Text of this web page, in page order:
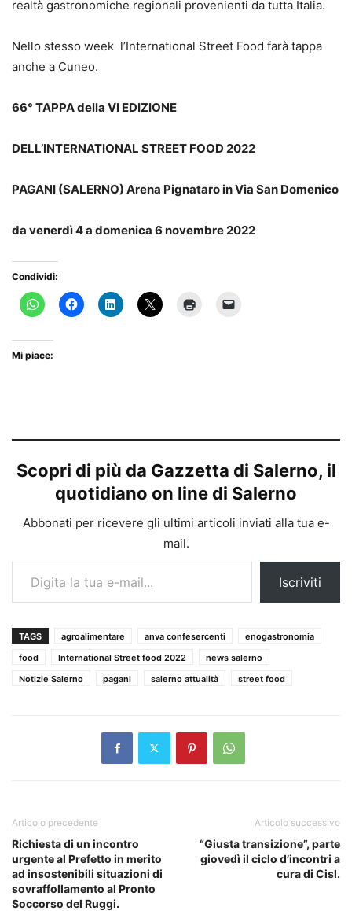
realtà gastronomiche regionali provenienti da tutta Italia.
Nello stesso week l’International Street Food farà tappa
anche a Cuneo.
66° TAPPA della VI EDIZIONE
DELL’INTERNATIONAL STREET FOOD 2022
PAGANI (SALERNO) Arena Pignataro in Via San Domenico
da venerdì 4 a domenica 6 novembre 2022
Condividi:
Mi piace:
Scopri di più da Gazzetta di Salerno, il
quotidiano on line di Salerno
Abbonati per ricevere gli ultimi articoli inviati alla tua e-
mail.
Digita la tua e-mail...
Iscriviti
TAGS agroalimentare anva confesercenti
enogastronomia
food
International Street food 2022
news salerno
Notizie Salerno
pagani salerno attualità street food
Articolo precedente
Richiesta di un incontro
urgente al Prefetto in merito
ad insostenibili situazioni di
sovraffollamento al Pronto
Soccorso del Ruggi.
Articolo successivo
“Giusta transizione”, parte
giovedì il ciclo d’incontri a
cura di Cisl.